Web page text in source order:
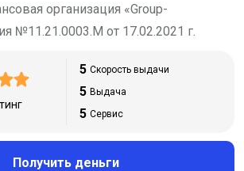
организация «Group-
№11.21.0003.М от 17.02.2021 г.
5 Скорость выдачи
5 Выдача
5 Сервис
Получить деньги